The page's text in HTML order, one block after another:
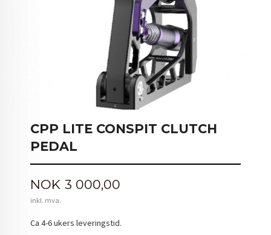
CPP LITE CONSPIT CLUTCH
PEDAL
Pris
NOK 3 000,00
inkl. mva.
Ca 4-6 ukers leveringstid.